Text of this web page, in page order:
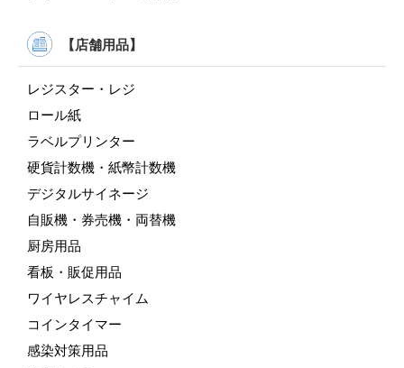
【店舗用品】
レジスター・レジ
ロール紙
ラベルプリンター
硬貨計数機・紙幣計数機
デジタルサイネージ
自販機・券売機・両替機
厨房用品
看板・販促用品
ワイヤレスチャイム
コインタイマー
感染対策用品